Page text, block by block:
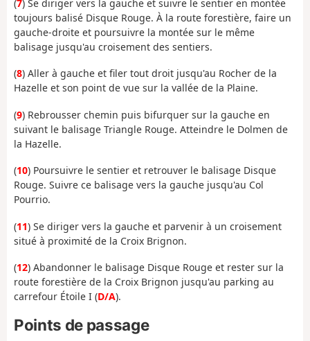
(7) Se diriger vers la gauche et suivre le sentier en montée
toujours balisé Disque Rouge. À la route forestière, faire un
gauche-droite et poursuivre la montée sur le même
balisage jusqu'au croisement des sentiers.
(8) Aller à gauche et filer tout droit jusqu'au Rocher de la
Hazelle et son point de vue sur la vallée de la Plaine.
(9) Rebrousser chemin puis bifurquer sur la gauche en
suivant le balisage Triangle Rouge. Atteindre le Dolmen de
la Hazelle.
(10) Poursuivre le sentier et retrouver le balisage Disque
Rouge. Suivre ce balisage vers la gauche jusqu'au Col
Pourrio.
(11) Se diriger vers la gauche et parvenir à un croisement
situé à proximité de la Croix Brignon.
(12) Abandonner le balisage Disque Rouge et rester sur la
route forestière de la Croix Brignon jusqu'au parking au
carrefour Étoile I (D/A).
Points de passage